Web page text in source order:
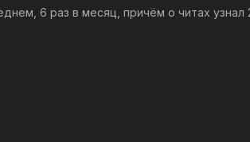
6 раз в месяц, причём о читах узнал